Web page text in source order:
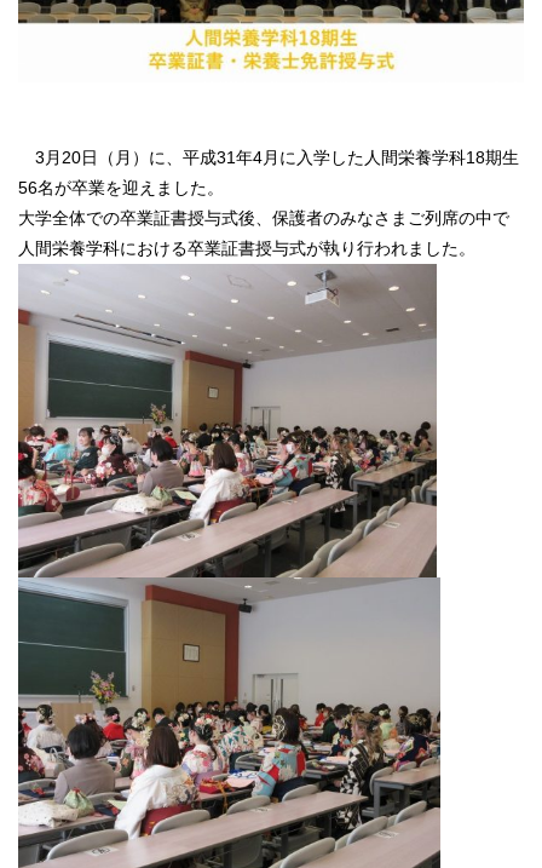
3月20日（月）に、平成31年4月に入学した人間栄養学科18期生
56名が卒業を迎えました。
大学全体での卒業証書授与式後、保護者のみなさまご列席の中で
人間栄養学科における卒業証書授与式が執り行われました。